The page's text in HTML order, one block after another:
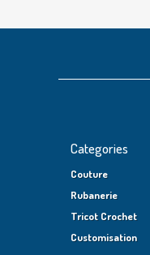
Categories
Couture
Rubanerie
Tricot Crochet
Customisation